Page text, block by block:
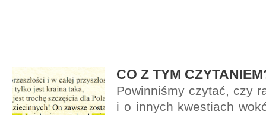
CO Z TYM
Powinniśmy czytać, czy
i o innych kwestiach